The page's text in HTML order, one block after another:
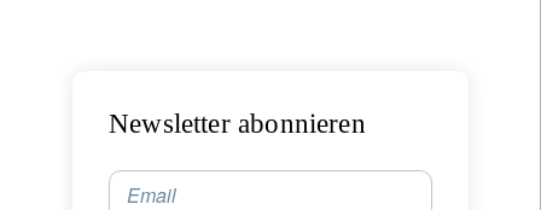
Newsletter abonnieren
Email